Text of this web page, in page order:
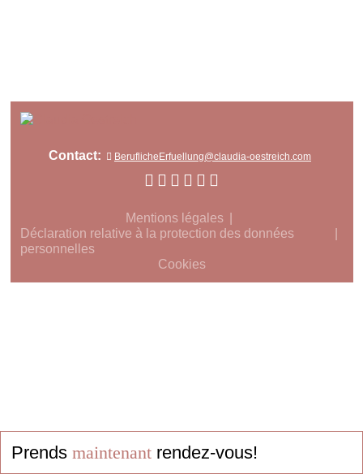
Contact: BeruflicheErfuellung@claudia-oestreich.com
Mentions légales
Déclaration relative à la protection des données
personnelles
Cookies
Prends maintenantrendez-vous!